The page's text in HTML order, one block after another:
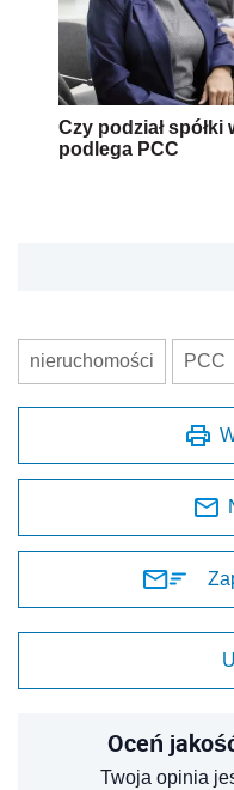
Czy podział
podlega PCC
nieruchomości PCC
Oceń
Twoja opinia